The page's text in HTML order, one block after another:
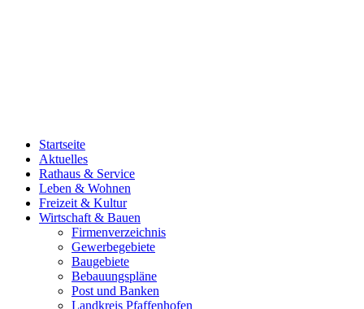
Startseite
Aktuelles
Rathaus & Service
Leben & Wohnen
Freizeit & Kultur
Wirtschaft & Bauen
Firmenverzeichnis
Gewerbegebiete
Baugebiete
Bebauungspläne
Post und Banken
Landkreis Pfaffenhofen